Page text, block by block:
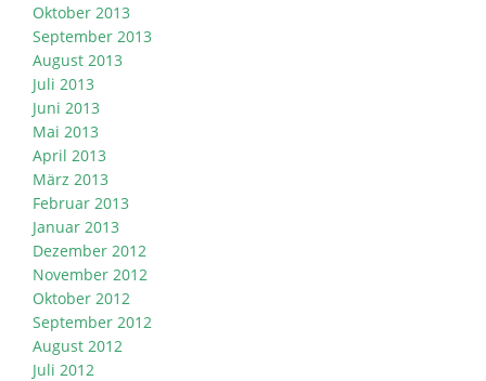
Oktober 2013
September 2013
August 2013
Juli 2013
Juni 2013
Mai 2013
April 2013
März 2013
Februar 2013
Januar 2013
Dezember 2012
November 2012
Oktober 2012
September 2012
August 2012
Juli 2012